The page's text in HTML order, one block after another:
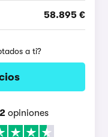
58.895 €
a ti?
opiniones